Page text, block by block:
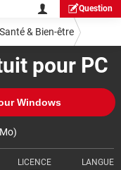
Question
pour PC
Windows
LICENCE LANGUE
Santé & Bien-être